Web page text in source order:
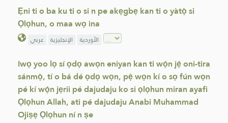
Ẹni ti o ba ku ti o si n pe akẹgbẹ kan ti o yàtọ̀ si
Ọlọhun, o maa wọ ina
عربي الإنجليزية الأوردية
Iwọ yoo lọ sí ọdọ awọn eniyan kan ti wọ́n jẹ́ oni-tira
sánmọ̀, tí o bá dé ọdọ wọn, pẹ̀ wọn kí o sọ fún wọn
pé kí wọ́n jẹrii pé dajudaju ko si ọlọhun miran ayafi
Ọlọhun Allah, ati pé dajudaju Anabi Muhammad
Ojiṣẹ Ọlọhun ní n ṣe